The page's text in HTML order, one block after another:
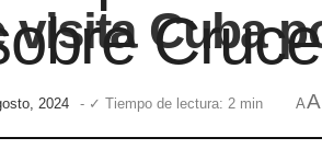
Cuba
2024 - ✓ Tiempo de lectura: 2 min AA